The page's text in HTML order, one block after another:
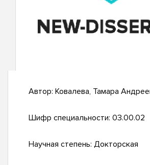
Автор: Ковалева, Тамара
Шифр специальности: 03.00.02
Научная степень: Докторская